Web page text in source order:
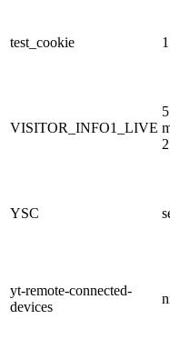
test_cookie
VISITOR_INFO1_LIVE
5
YSC
yt-remote-connected-
devices